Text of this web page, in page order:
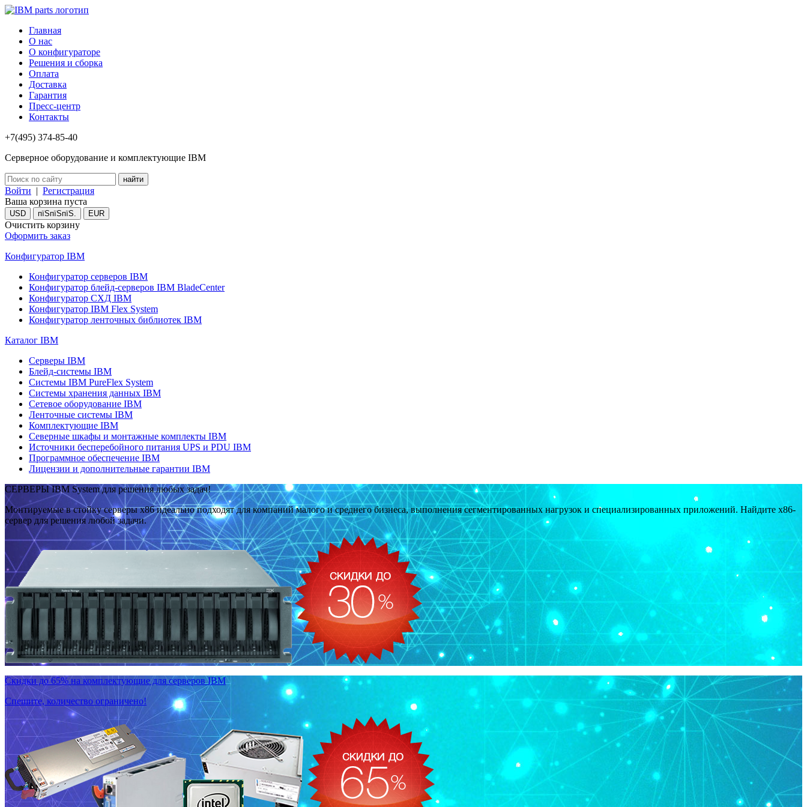
Главная
О нас
О конфигураторе
Решения и сборка
Оплата
Доставка
Гарантия
Пресс-центр
Контакты
+7(495) 374-85-40
Серверное оборудование и комплектующие IBM
Войти | Регистрация
Ваша корзина пуста
USD пїЅпїЅпїЅ. EUR
Очистить корзину
Оформить заказ
Конфигуратор IBM
Конфигуратор серверов IBM
Конфигуратор блейд-серверов IBM BladeCenter
Конфигуратор СХД IBM
Конфигуратор IBM Flex System
Конфигуратор ленточных библиотек IBM
Каталог IBM
Серверы IBM
Блейд-системы IBM
Системы IBM PureFlex System
Системы хранения данных IBM
Сетевое оборудование IBM
Ленточные системы IBM
Комплектующие IBM
Северные шкафы и монтажные комплекты IBM
Источники бесперебойного питания UPS и PDU IBM
Программное обеспечение IBM
Лицензии и дополнительные гарантии IBM
СЕРВЕРЫ IBM System для решения любых задач!
Монтируемые в стойку серверы x86 идеально подходят для компаний малого и среднего бизнеса, выполнения сегментированных нагрузок и специализированных приложений. Найдите x86-
сервер для решения любой задачи.
Скидки до 65% на комплектующие для серверов IBM
Спешите, количество ограничено!